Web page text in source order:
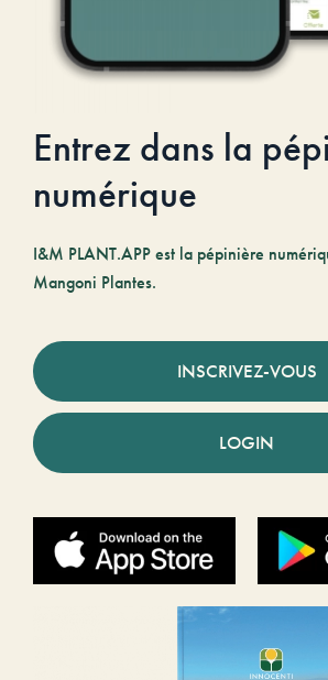
Entrez dans la
numérique
I&M PLANT.APP est la pépinière
Mangoni Plantes.
INSCRIVEZ-VOUS
LOGIN